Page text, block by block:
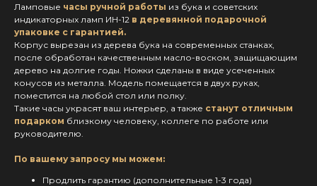
Ламповые часы ручной работы из бука и советских
индикаторных ламп ИН-12 в деревянной подарочной
упаковке с гарантией.
Корпус вырезан из дерева бука на современных станках,
после обработан качественным масло-воском, защищающим
дерево на долгие годы. Ножки сделаны в виде усеченных
конусов из металла. Модель помещается в двух руках,
поместится на любой стол или полку.
Такие часы украсят ваш интерьер, а также станут отличным
подарком близкому человеку, коллеге по работе или
руководителю.
По вашему запросу мы можем:
Продлить гарантию (дополнительные 1-3 года)